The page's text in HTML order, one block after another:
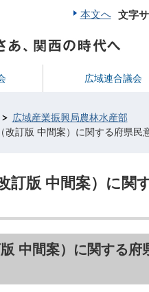
本文へ 文字
広域連合議会
広域産業振興局農林水産部
改訂版 中間案）に関する府県民
訂版 中間案）に関
中間案）に関する府